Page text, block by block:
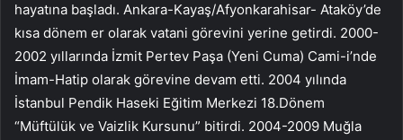
hayatına başladı. Ankara-Kayaş/Afyonkarahisar- Ataköy’de
kısa dönem er olarak vatani görevini yerine getirdi. 2000-
2002 yıllarında İzmit Pertev Paşa (Yeni Cuma) Cami-i’nde
İmam-Hatip olarak görevine devam etti. 2004 yılında
İstanbul Pendik Haseki Eğitim Merkezi 18.Dönem
“Müftülük ve Vaizlik Kursunu” bitirdi. 2004-2009 Muğla